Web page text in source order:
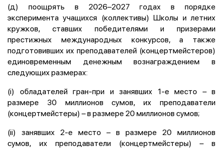
(д) поощрять в 2026–2027 годах в порядке
эксперимента учащихся (коллективы) Школы и летних
кружков, ставших победителями и призерами
престижных международных конкурсов, а также
подготовивших их преподавателей (концертмейстеров)
единовременным денежным вознаграждением в
следующих размерах:
(i) обладателей гран-при и занявших 1-е место – в
размере 30 миллионов сумов, их преподаватели
(концертмейстеры) – в размере 20 миллионов сумов;
(ii) занявших 2-е место – в размере 20 миллионов
сумов, их преподаватели (концертмейстеры) – в